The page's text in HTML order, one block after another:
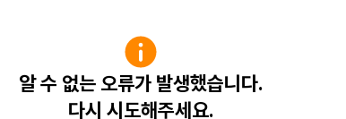
알 수 없는 오류가 발생했습니다.
다시 시도해주세요.